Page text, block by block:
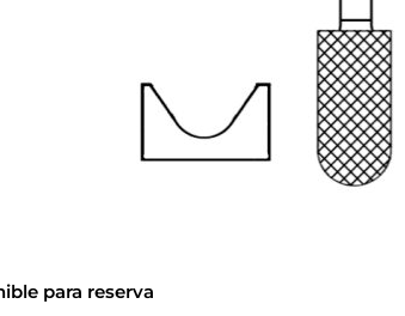
para reserva